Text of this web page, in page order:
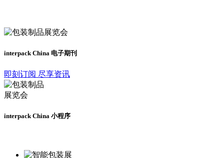
interpack China 电子期刊
即刻订阅 尽享资讯
interpack China 小程序